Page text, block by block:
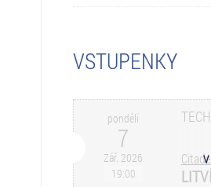
VSTUPENKY
pondělí
7
Zář. 2026
19:00